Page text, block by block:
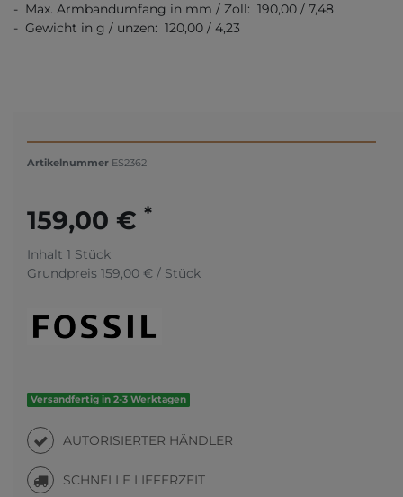
- Max. Armbandumfang in mm / Zoll: 190,00 / 7,48
- Gewicht in g / unzen: 120,00 / 4,23
Artikelnummer ES2362
159,00 € *
Inhalt 1 Stück
Grundpreis 159,00 € / Stück
Versandfertig in 2-3 Werktagen
AUTORISIERTER HÄNDLER
SCHNELLE LIEFERZEIT